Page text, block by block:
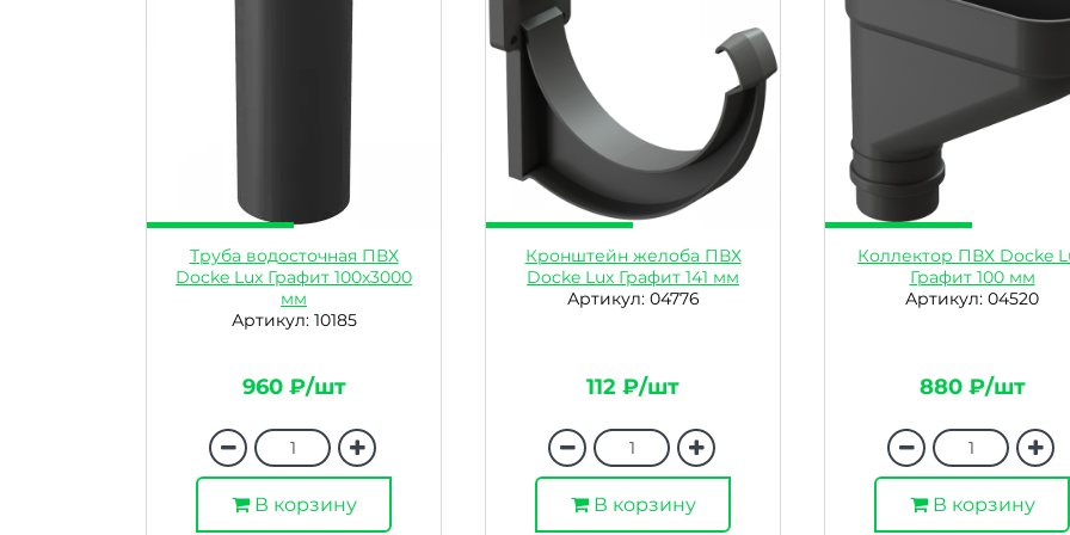
Труба водосточная ПВХ
Docke Lux Графит 100х3000
мм
Артикул: 10185
960 ₽/шт
В корзину
Кронштейн желоба ПВХ
Docke Lux Графит 141 мм
Артикул: 04776
112 ₽/шт
В корзину
Коллектор ПВХ Docke
Графит 100 мм
Артикул: 04520
880 ₽/шт
В корзину